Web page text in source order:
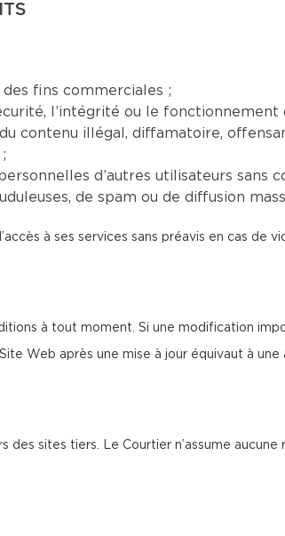
fins commerciales ;
l’intégrité ou le fonctionnement
contenu illégal, diffamatoire,
d’autres utilisateurs sans
de spam ou de diffusion
à ses services sans préavis en cas de
à tout moment. Si une modification
Web après une mise à jour équivaut à
sites tiers. Le Courtier n’assume